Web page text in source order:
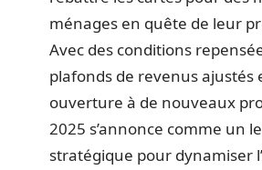
ménages en quête de leur
Avec des conditions
plafonds de revenus ajustés
ouverture à de nouveaux
2025 s’annonce comme un
stratégique pour dynamiser